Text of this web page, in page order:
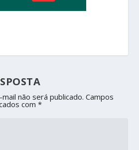
não será publicado. Campos
com*